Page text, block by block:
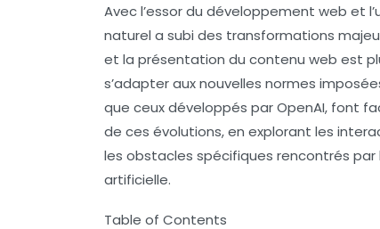
Avec l’essor du développement web et
naturel a subi des transformations
et la présentation du contenu web est
s’adapter aux nouvelles normes
que ceux développés parOpenAI, font
de ces évolutions, en explorant les
les obstacles spécifiques rencontrés par
artificielle.
Table of Contents